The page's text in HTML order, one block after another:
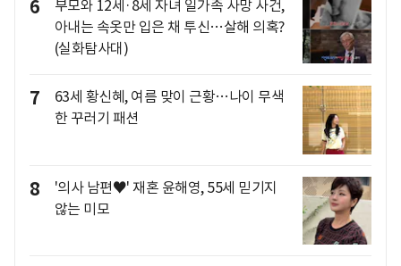
6
부모와 12세·8세 자녀 일가족 사망 사건,
아내는 속옷만 입은 채 투신…살해 의혹?
(실화탐사대)
7
63세 황신혜, 여름 맞이 근황…나이 무색
한 꾸러기 패션
8
'의사 남편♥' 재혼 윤해영, 55세 믿기지
않는 미모